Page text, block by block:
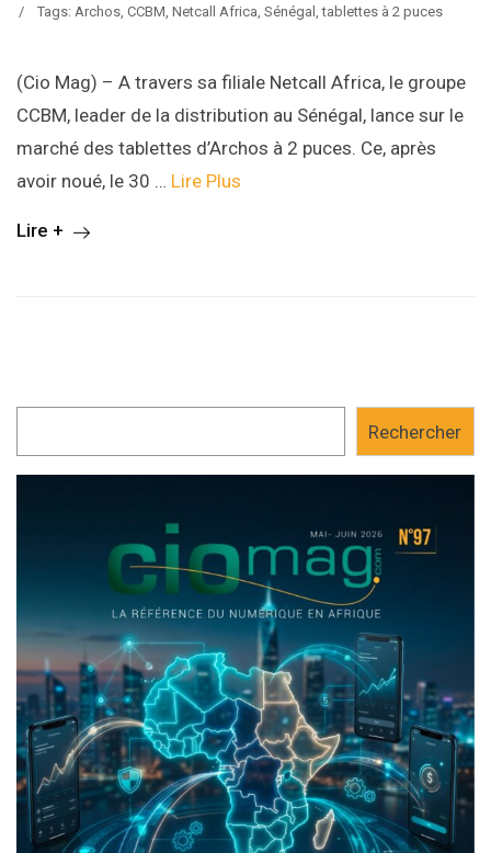
/
Tags: Archos, CCBM, Netcall Africa, Sénégal ,tablettes à 2 puces
(Cio Mag) – A travers sa filiale Netcall Africa, le groupe
CCBM, leader de la distribution au Sénégal, lance sur le
marché des tablettes d’Archos à 2 puces. Ce, après
avoir noué, le 30 … Lire Plus
Lire +
Rechercher